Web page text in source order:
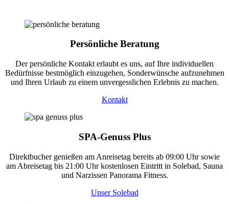
Persönliche Beratung
Der persönliche Kontakt erlaubt es uns, auf Ihre individuellen
Bedürfnisse bestmöglich einzugehen, Sonderwünsche aufzunehmen
und Ihren Urlaub zu einem unvergesslichen Erlebnis zu machen.
Kontakt
SPA-Genuss Plus
Direktbucher genießen am Anreisetag bereits ab 09:00 Uhr sowie
am Abreisetag bis 21:00 Uhr kostenlosen Eintritt in Solebad, Sauna
und Narzissen Panorama Fitness.
Unser Solebad